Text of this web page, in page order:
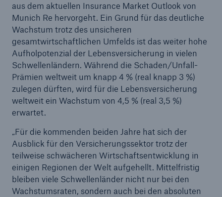
aus dem aktuellen Insurance Market Outlook von
Munich Re hervorgeht. Ein Grund für das deutliche
Wachstum trotz des unsicheren
gesamtwirtschaftlichen Umfelds ist das weiter hohe
Aufholpotenzial der Lebensversicherung in vielen
Schwellenländern. Während die Schaden/Unfall-
Prämien weltweit um knapp 4 % (real knapp 3 %)
zulegen dürften, wird für die Lebensversicherung
weltweit ein Wachstum von 4,5 % (real 3,5 %)
erwartet.
„Für die kommenden beiden Jahre hat sich der
Ausblick für den Versicherungssektor trotz der
teilweise schwächeren Wirtschaftsentwicklung in
einigen Regionen der Welt aufgehellt. Mittelfristig
bleiben viele Schwellenländer nicht nur bei den
Wachstumsraten, sondern auch bei den absoluten
Reinsurance Property/Casualty
Marine Trend Radar 2025
Versicherungslücke: der Anteil der nicht
versicherten Schäden aus Naturkatastrophen
seit 1980 beträgt